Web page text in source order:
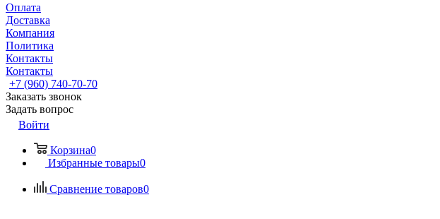
Оплата
Доставка
Компания
Политика
Контакты
Контакты
+7 (960) 740-70-70
Заказать звонок
Задать вопрос
Войти
Корзина0
Избранные товары0
Сравнение товаров0